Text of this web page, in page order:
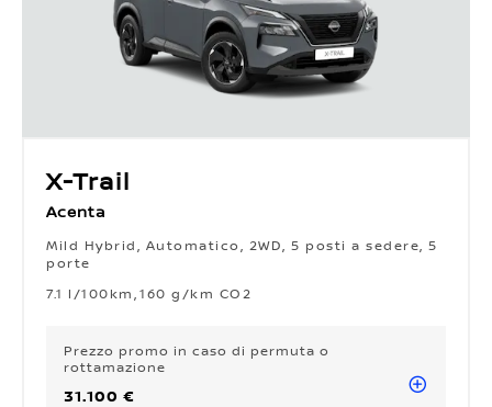
X-Trail
Acenta
Mild Hybrid, Automatico, 2WD, 5 posti a sedere, 5
porte
7.1 l/100km 160 g/km CO2
Prezzo promo in caso di permuta o
rottamazione
31.100 €